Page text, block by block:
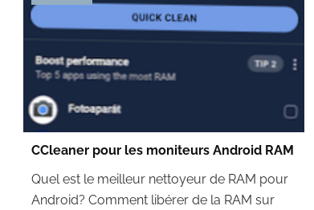
CCleaner pour les moniteurs Android RAM
Quel est le meilleur nettoyeur de RAM pour
Android? Comment libérer de la RAM sur